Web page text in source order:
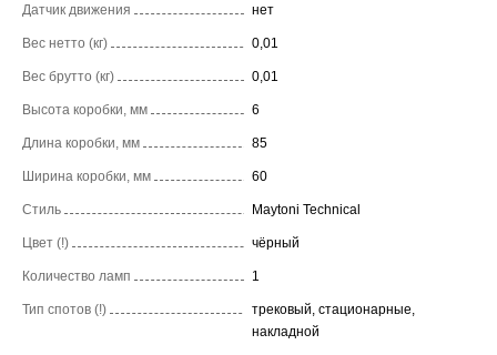
Датчик движения нет
Вес нетто (кг) 0,01
Вес брутто (кг) 0,01
Высота коробки, мм 6
Длина коробки, мм 85
Ширина коробки, мм 60
Стиль Maytoni Technical
Цвет (!) чёрный
Количество ламп 1
Тип спотов (!)
трековый, стационарные,
накладной